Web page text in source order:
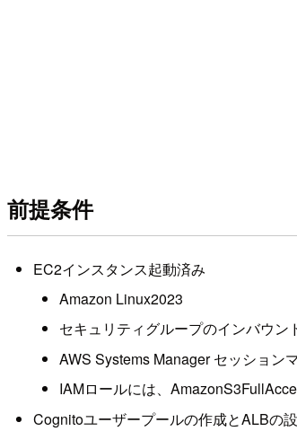
前提条件
EC2インスタンス起動済み
Amazon Linux2023
セキュリティグループのインバウ
AWS Systems Manager セッション
IAMロールには、
Cognitoユーザープールの作成とALBの